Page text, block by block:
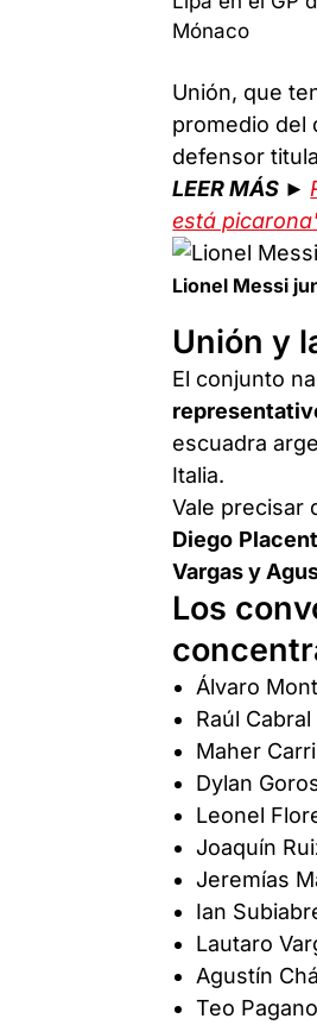
Unión, que
promedio del
defensor
LEER MÁS ►
está
Lionel Messi
Unión y
El conjunto
escuadra
Italia.
Vale precisar
Diego
Vargas y
Los
Álvaro
Raúl
Maher
Dylan
Leonel
Joaquín
Jeremías
Ian
Lautaro
Agustín
Teo